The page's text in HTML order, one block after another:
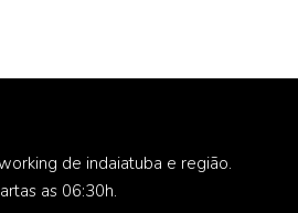
de indaiatuba e região.
as 06:30h.